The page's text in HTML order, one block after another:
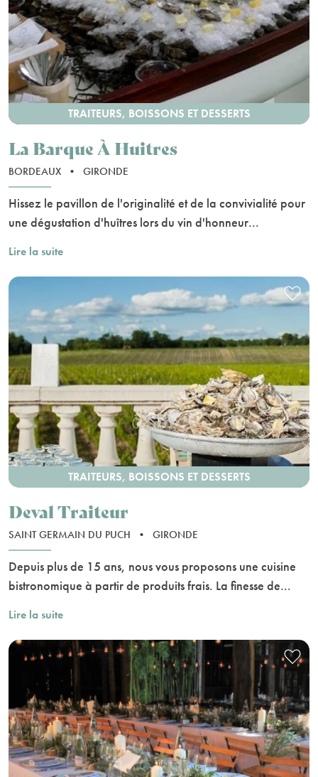
TRAITEURS, BOISSONS ET DESSERTS
La Barque À Huitres
BORDEAUX • GIRONDE
Hissez le pavillon de l'originalité et de la convivialité pour
une dégustation d'huîtres lors du vin d'honneur...
Lire la suite
TRAITEURS, BOISSONS ET DESSERTS
Deval Traiteur
SAINT GERMAIN DU PUCH • GIRONDE
Depuis plus de 15 ans, nous vous proposons une cuisine
bistronomique à partir de produits frais. La finesse de...
Lire la suite